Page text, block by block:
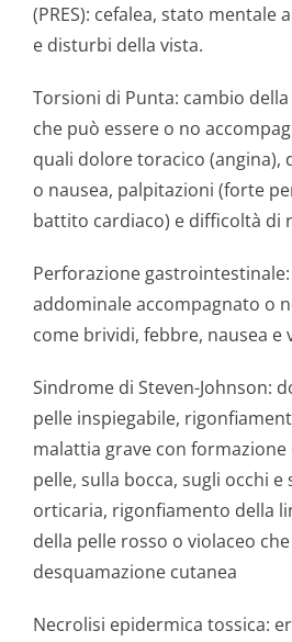
(PRES): cefalea, stato mentale
e disturbi della vista.
Torsioni di Punta: cambio
che può essere o no
quali dolore toracico (angina),
o nausea, palpitazioni (forte
battito cardiaco) e difficoltà di
Perforazione
addominale accompagnato o
come brividi, febbre, nausea e
Sindrome di Steven-Johnson:
pelle inspiegabile,
malattia grave con formazione
pelle, sulla bocca, sugli occhi e
orticaria, rigonfiamento della
della pelle rosso o violaceo
desquamazione cutanea
Necrolisi epidermica tossica: